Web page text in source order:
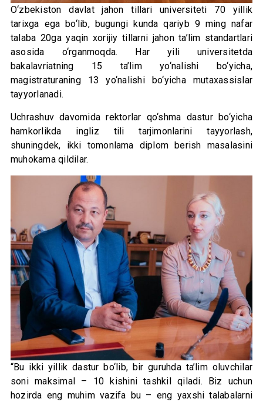
O‘zbekiston davlat jahon tillari universiteti 70 yillik
tarixga ega bo‘lib, bugungi kunda qariyb 9 ming nafar
talaba 20ga yaqin xorijiy tillarni jahon ta’lim standartlari
asosida o‘rganmoqda. Har yili universitetda
bakalavriatning 15 ta’lim yo‘nalishi bo‘yicha,
magistraturaning 13 yo‘nalishi bo‘yicha mutaxassislar
tayyorlanadi.
Uchrashuv davomida rektorlar qo‘shma dastur bo‘yicha
hamkorlikda ingliz tili tarjimonlarini tayyorlash,
shuningdek, ikki tomonlama diplom berish masalasini
muhokama qildilar.
“Bu ikki yillik dastur bo‘lib, bir guruhda ta’lim oluvchilar
soni maksimal – 10 kishini tashkil qiladi. Biz uchun
hozirda eng muhim vazifa bu – eng yaxshi talabalarni